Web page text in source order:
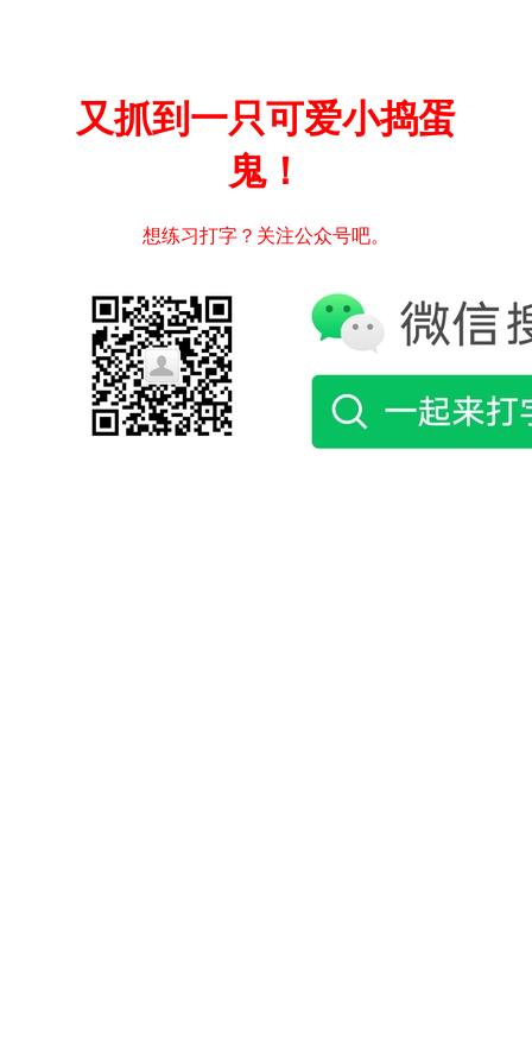
又抓到一只可爱小捣蛋
鬼！
想练习打字？关注公众号吧。